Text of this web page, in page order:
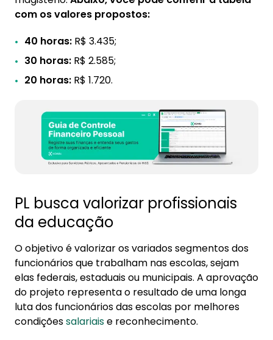
com os valores propostos:
40 horas: R$ 3.435;
30 horas: R$ 2.585;
20 horas: R$ 1.720.
PL busca valorizar profissionais
da educação
O objetivo é valorizar os variados segmentos dos
funcionários que trabalham nas escolas, sejam
elas federais, estaduais ou municipais. A aprovação
do projeto representa o resultado de uma longa
luta dos funcionários das escolas por melhores
condiçõessalariaise reconhecimento.